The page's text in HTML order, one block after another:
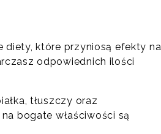
diety, które przyniosą efekty na
odpowiednich ilości
tłuszczy oraz
bogate właściwości są